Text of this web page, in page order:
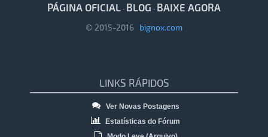
PÁGINA OFICIAL · BLOG · BAIXE AGORA
© 2015-2016 bignox.com
LINKS RÁPIDOS
Ver Novas Postagens
Estatísticas do Fórum